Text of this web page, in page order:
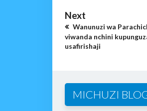
Next
Wanunuzi wa
viwanda nchini
usafirishaji
MICHUZI